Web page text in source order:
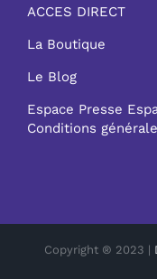
ACCES DIRECT
La Boutique
Le Blog
Espace Presse
Conditions
Copyright ® 2023 |